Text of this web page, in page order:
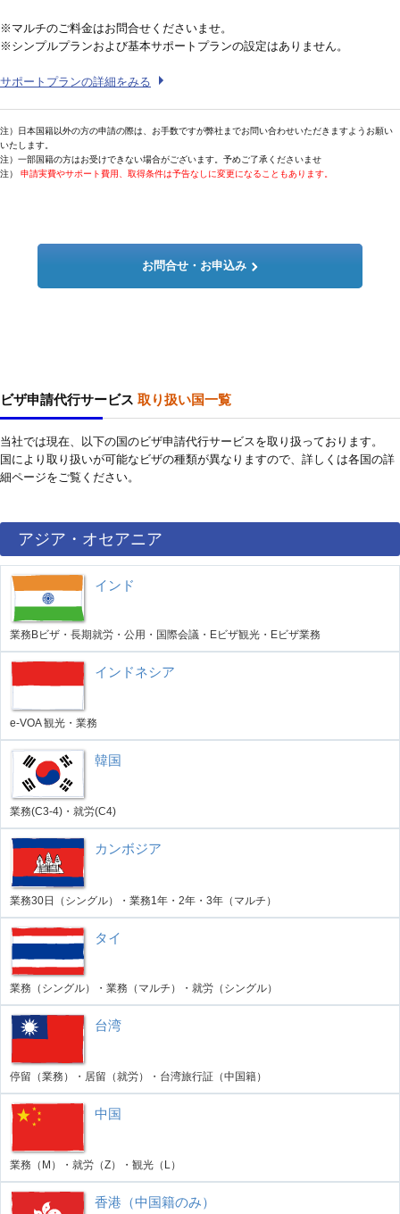
※マルチのご料金はお問合せくださいませ。
※シンプルプランおよび基本サポートプランの設定はありません。
サポートプランの詳細をみる
注）日本国籍以外の方の申請の際は、お手数ですが弊社までお問い合わせいただきますようお願い
いたします。
注）一部国籍の方はお受けできない場合がございます。予めご了承くださいませ
注） 申請実費やサポート費用、取得条件は予告なしに変更になることもあります。
お問合せ・お申込み
ビザ申請代行サービス 取り扱い国一覧
当社では現在、以下の国のビザ申請代行サービスを取り扱っております。
国により取り扱いが可能なビザの種類が異なりますので、詳しくは各国の詳
細ページをご覧ください。
アジア・オセアニア
インド
業務Bビザ・長期就労・公用・国際会議・Eビザ観光・Eビザ業務
インドネシア
e-VOA 観光・業務
韓国
業務(C3-4)・就労(C4)
カンボジア
業務30日（シングル）・業務1年・2年・3年（マルチ）
タイ
業務（シングル）・業務（マルチ）・就労（シングル）
台湾
停留（業務）・居留（就労）・台湾旅行証（中国籍）
中国
業務（M）・就労（Z）・観光（L）
香港（中国籍のみ）